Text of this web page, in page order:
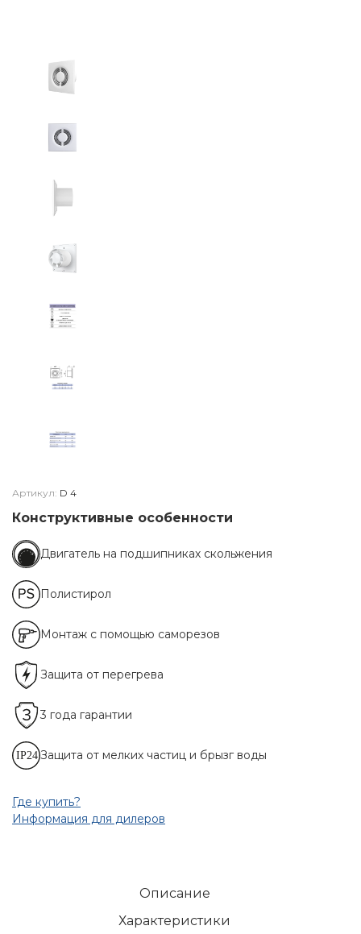
Артикул: D 4
Конструктивные особенности
Двигатель на подшипниках скольжения
Полистирол
Монтаж с помощью саморезов
Защита от перегрева
3 года гарантии
Защита от мелких частиц и брызг воды
Где купить?
Информация для дилеров
Описание
Характеристики